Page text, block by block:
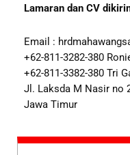
Lamaran dan CV
Email :
+62-811-3282-380
+62-811-3382-380 Tri
Jl. Laksda M Nasir no
Jawa Timur